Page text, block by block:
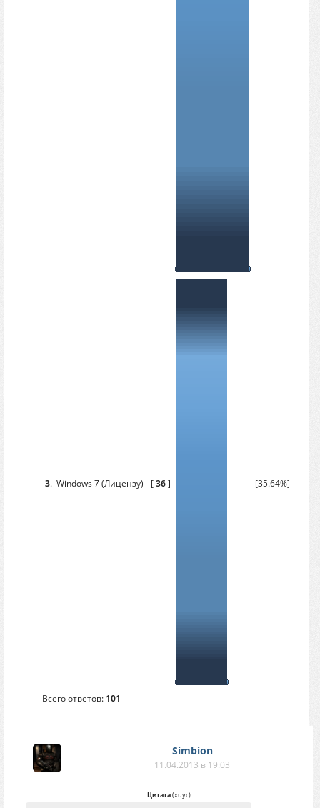
3. Windows 7 (Лицензу) [36] [35.64%]
Всего ответов: 101
Simbion
11.04.2013 в 19:03
Цитата(xuyc)